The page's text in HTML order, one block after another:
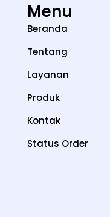
Menu
Beranda
Tentang
Layanan
Produk
Kontak
Status Order